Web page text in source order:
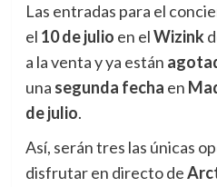
Las entradas para el
el 10 de julio en elWizink
a la venta y ya están
una segunda fecha en
de julio.
Así, serán tres las únicas
disfrutar en directo de